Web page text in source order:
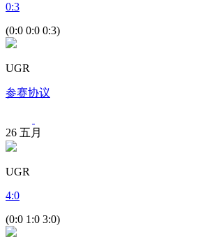
0:3
(0:0 0:0 0:3)
UGR
参赛协议
26 五月
UGR
4:0
(0:0 1:0 3:0)